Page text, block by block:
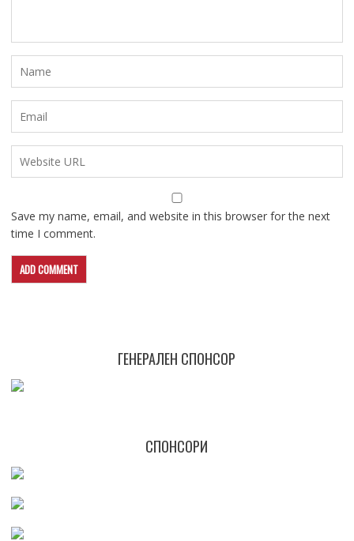
Save my name, email, and website in this browser for the next
time I comment.
ГЕНЕРАЛЕН СПОНСОР
СПОНСОРИ